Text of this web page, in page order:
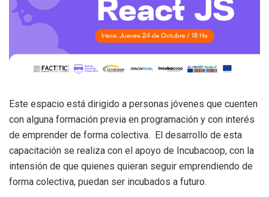
Este espacio está dirigido a personas jóvenes que cuenten
con alguna formación previa en programación y con interés
de emprender de forma colectiva. El desarrollo de esta
capacitación se realiza con el apoyo de Incubacoop, con la
intensión de que quienes quieran seguir emprendiendo de
forma colectiva, puedan ser incubados a futuro.